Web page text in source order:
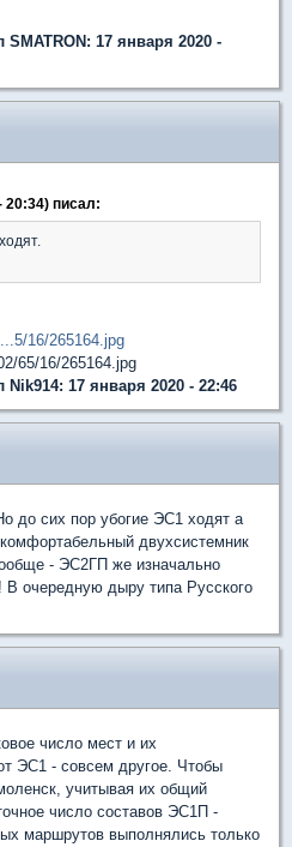
17 января 2020 -
20:34) писал:
16/265164.jpg
65/16/265164.jpg
17 января 2020 - 22:46
до сих пор убогие ЭС1 ходят а
двухсистемник
- ЭС2ГП же изначально
В очередную дыру типа Русского
число мест и их
ЭС1 - совсем другое. Чтобы
учитывая их общий
число составов ЭС1П -
маршрутов выполнялись только